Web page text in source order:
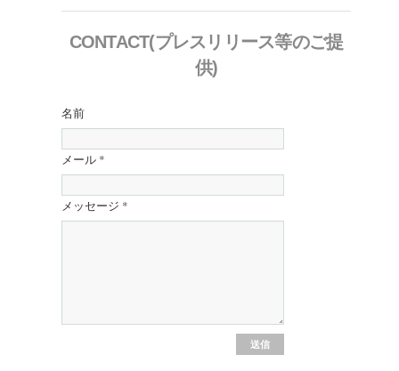
CONTACT(プレスリリース等のご提
供)
名前
メール *
メッセージ *